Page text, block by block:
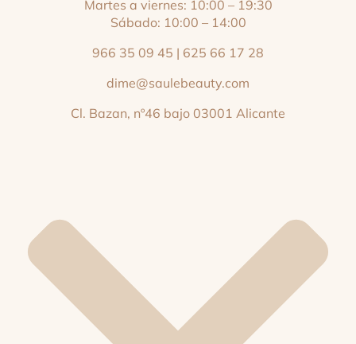
Martes a viernes: 10:00 – 19:30
Sábado: 10:00 – 14:00
966 35 09 45 | 625 66 17 28
dime@saulebeauty.com
Cl. Bazan, nº46 bajo 03001 Alicante